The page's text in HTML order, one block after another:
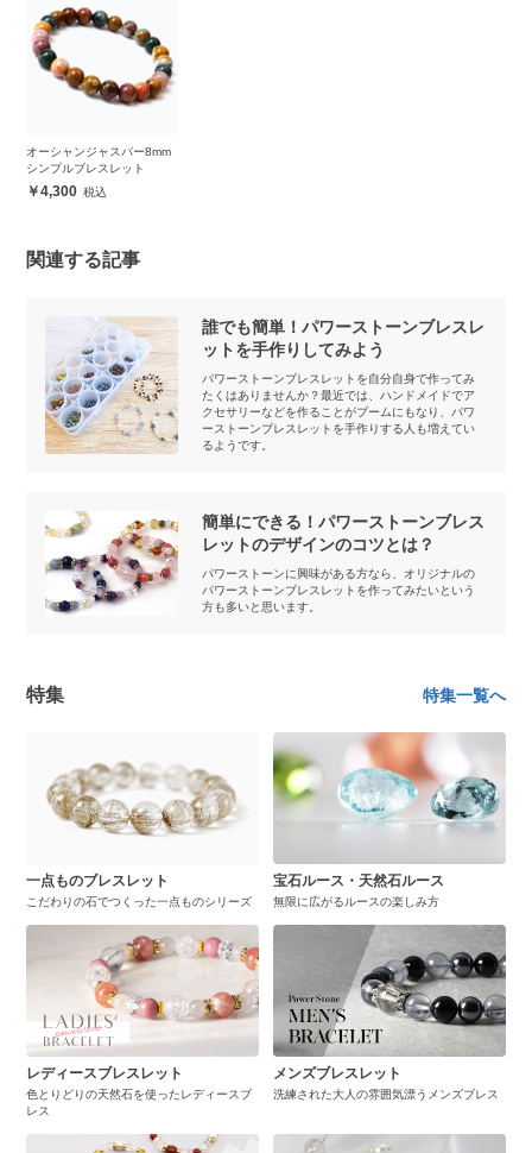
オーシャンジャスパー8mm
シンプルブレスレット
4,300
関連する記事
誰でも簡単！パワーストーンブレスレ
ットを手作りしてみよう
パワーストーンブレスレットを自分自身で作ってみ
たくはありませんか？最近では、ハンドメイドでア
クセサリーなどを作ることがブームにもなり、パワ
ーストーンブレスレットを手作りする人も増えてい
るようです。
簡単にできる！パワーストーンブレス
レットのデザインのコツとは？
パワーストーンに興味がある方なら、オリジナルの
パワーストーンブレスレットを作ってみたいという
方も多いと思います。
特集 特集一覧へ
一点ものブレスレット
こだわりの石でつくった一点ものシリーズ
宝石ルース・天然石ルース
無限に広がるルースの楽しみ方
レディースブレスレット
色とりどりの天然石を使ったレディースブ
レス
メンズブレスレット
洗練された大人の雰囲気漂うメンズブレス